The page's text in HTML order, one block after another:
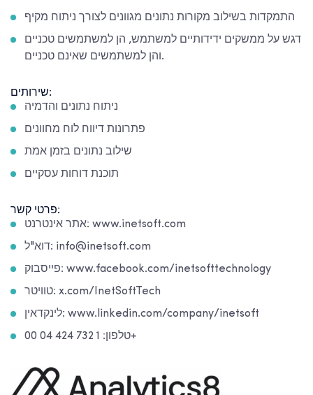
התמקדות בשילוב מקורות נתונים מגוונים לצורך ניתוח מקיף
דגש על ממשקים ידידותיים למשתמש, הן למשתמשים טכניים
והן למשתמשים שאינם טכניים.
שירותים:
ניתוח נתונים והדמיה
פתרונות דיווח לוח מחוונים
שילוב נתונים בזמן אמת
תוכנת דוחות עסקיים
פרטי קשר:
אתר אינטרנט: www.inetsoft.com
דוא"ל: info@inetsoft.com
פייסבוק: www.facebook.com/inetsofttechnology
טוויטר: x.com/InetSoftTech
לינקדאין: www.linkedin.com/company/inetsoft
טלפון: 1 732 424 04 00+